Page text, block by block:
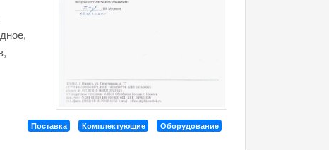
Поставка Комплектующие Оборудование